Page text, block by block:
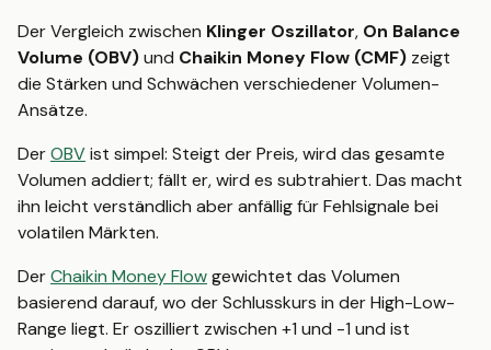
Der Vergleich zwischen Klinger Oszillator, On Balance
Volume (OBV)und Chaikin Money Flow (CMF) zeigt
die Stärken und Schwächen verschiedener Volumen-
Ansätze.
DerOBVist simpel: Steigt der Preis, wird das gesamte
Volumen addiert; fällt er, wird es subtrahiert. Das macht
ihn leicht verständlich aber anfällig für Fehlsignale bei
volatilen Märkten.
DerChaikin Money Flowgewichtet das Volumen
basierend darauf, wo der Schlusskurs in der High-Low-
Range liegt. Er oszilliert zwischen +1 und -1 und ist